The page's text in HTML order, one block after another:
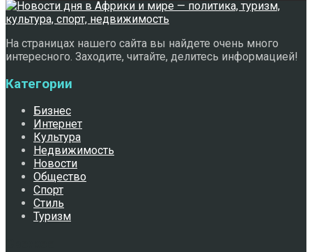
На страницах нашего сайта вы найдете очень много
интересного. Заходите, читайте, делитесь информацией!
Категории
Бизнес
Интернет
Культура
Недвижимость
Новости
Общество
Спорт
Стиль
Туризм